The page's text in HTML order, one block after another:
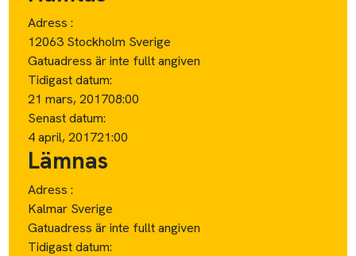
Adress :
12063 Stockholm Sverige
Gatuadress är inte fullt angiven
Tidigast datum:
21 mars, 201708:00
Senast datum:
4 april, 201721:00
Lämnas
Adress :
Kalmar Sverige
Gatuadress är inte fullt angiven
Tidigast datum: